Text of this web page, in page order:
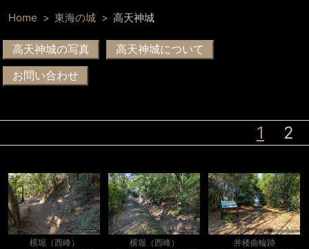
Home 東海の城 高天神城
高天神城の写真 高天神城について
お問い合わせ
1 2
横堀（西峰）
横堀（西峰）
井楼曲輪跡